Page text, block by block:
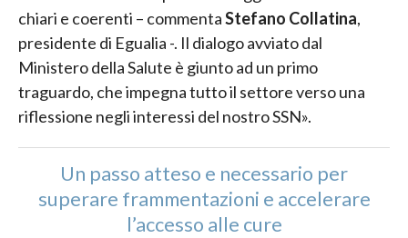
chiari e coerenti – commentaStefano Collatina,
presidente di Egualia -. Il dialogo avviato dal
Ministero della Salute è giunto ad un primo
traguardo, che impegna tutto il settore verso una
riflessione negli interessi del nostro SSN».
Un passo atteso e necessario per
superare frammentazioni e accelerare
l’accesso alle cure